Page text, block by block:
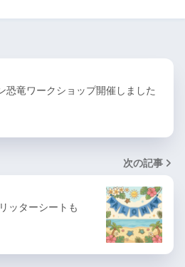
恐竜ワークショップ開催しました
次の記事
ッターシートも